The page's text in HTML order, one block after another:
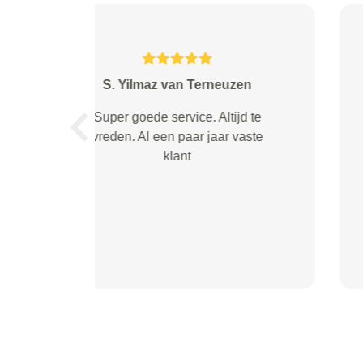
P.van Gool van Made
uitmuntend !!!!!! geweldige service
Vorige